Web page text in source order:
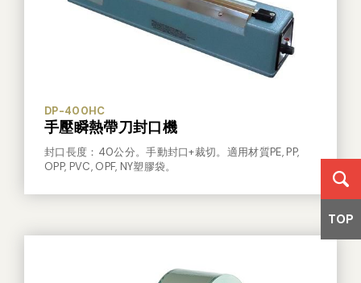
DP-400HC
手壓瞬熱帶刀封口機
封口長度：40公分。手動封口+裁切。適用材質PE, PP,
OPP, PVC, OPF, NY塑膠袋。
TOP